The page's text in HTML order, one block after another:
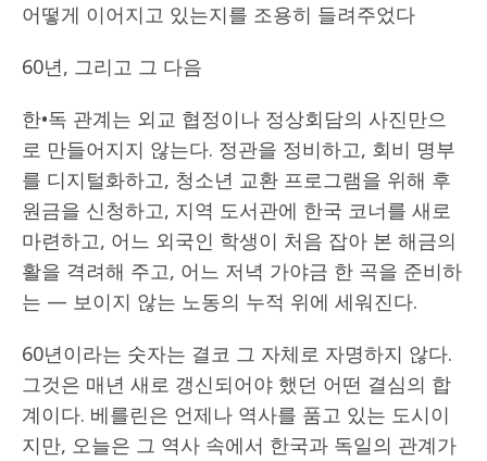
어떻게 이어지고 있는지를 조용히 들려주었다
60년, 그리고 그 다음
한•독 관계는 외교 협정이나 정상회담의 사진만으
로 만들어지지 않는다. 정관을 정비하고, 회비 명부
를 디지털화하고, 청소년 교환 프로그램을 위해 후
원금을 신청하고, 지역 도서관에 한국 코너를 새로
마련하고, 어느 외국인 학생이 처음 잡아 본 해금의
활을 격려해 주고, 어느 저녁 가야금 한 곡을 준비하
는 — 보이지 않는 노동의 누적 위에 세워진다.
60년이라는 숫자는 결코 그 자체로 자명하지 않다.
그것은 매년 새로 갱신되어야 했던 어떤 결심의 합
계이다. 베를린은 언제나 역사를 품고 있는 도시이
지만, 오늘은 그 역사 속에서 한국과 독일의 관계가